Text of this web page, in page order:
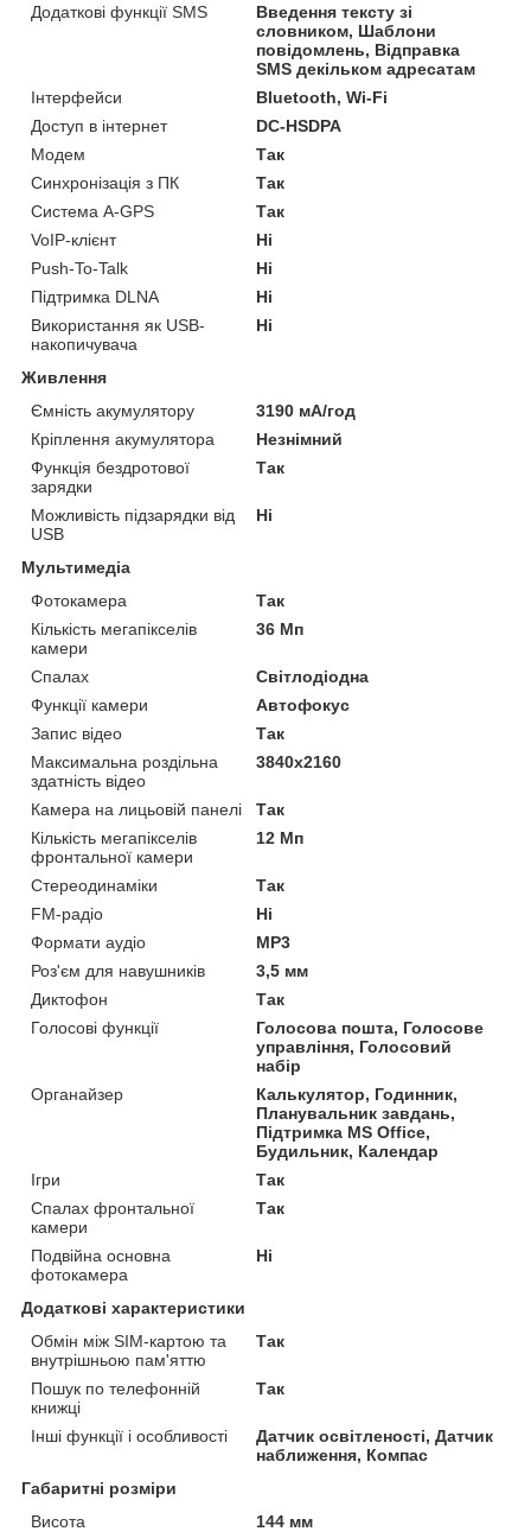
Додаткові функції SMS
Введення тексту зі
словником, Шаблони
повідомлень, Відправка
SMS декільком адресатам
Інтерфейси
Bluetooth, Wi-Fi
Доступ в інтернет
DC-HSDPA
Модем
Так
Синхронізація з ПК
Так
Система A-GPS
Так
VoIP-клієнт
Ні
Push-To-Talk
Ні
Підтримка DLNA
Ні
Використання як USB-
накопичувача
Ні
Живлення
Ємність акумулятору
3190 мА/год
Кріплення акумулятора
Незнімний
Функція бездротової
зарядки
Так
Можливість підзарядки від
USB
Ні
Мультимедіа
Фотокамера
Так
Кількість мегапікселів
камери
36 Мп
Спалах
Світлодіодна
Функції камери
Автофокус
Запис відео
Так
Максимальна роздільна
здатність відео
3840x2160
Камера на лицьовій панелі
Так
Кількість мегапікселів
фронтальної камери
12 Мп
Стереодинаміки
Так
FM-радіо
Ні
Формати аудіо
MP3
Роз'єм для навушників
3,5 мм
Диктофон
Так
Голосові функції
Голосова пошта, Голосове
управління, Голосовий
набір
Органайзер
Калькулятор, Годинник,
Планувальник завдань,
Підтримка MS Office,
Будильник, Календар
Ігри
Так
Спалах фронтальної
камери
Так
Подвійна основна
фотокамера
Ні
Додаткові характеристики
Обмін між SIM-картою та
внутрішньою пам'яттю
Так
Пошук по телефонній
книжці
Так
Інші функції і особливості
Датчик освітленості, Датчик
наближення, Компас
Габаритні розміри
Висота
144 мм